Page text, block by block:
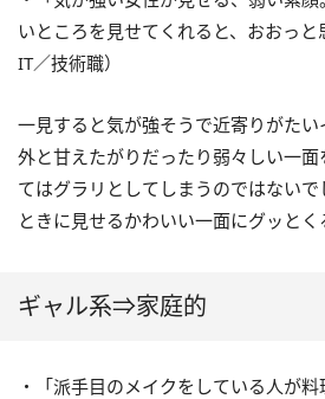
いところを見せてくれると、おおっと
IT／技術職）
一見すると気が強そうで近寄りがた
外と甘えたがりだったり弱々しい一
てはグラリとしてしまうのではない
ときに見せるかわいい一面にグッとく
ギャル系⇒家庭的
・「派手目のメイクをしている人が